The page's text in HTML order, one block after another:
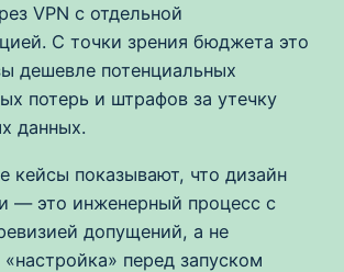
VPN с отдельной
С точки зрения бюджета это
дешевле потенциальных
потерь и штрафов за утечку
данных.
кейсы показывают, что дизайн
— это инженерный процесс с
допущений, а не
перед запуском